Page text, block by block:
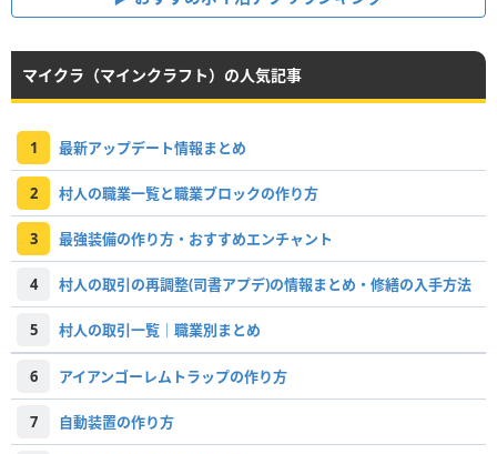
マイクラ（マインクラフト）の人気記事
1 最新アップデート情報まとめ
2 村人の職業一覧と職業ブロックの作り方
3 最強装備の作り方・おすすめエンチャント
4 村人の取引の再調整(司書アプデ)の情報まとめ・修繕の入手方法
5 村人の取引一覧｜職業別まとめ
6 アイアンゴーレムトラップの作り方
7 自動装置の作り方